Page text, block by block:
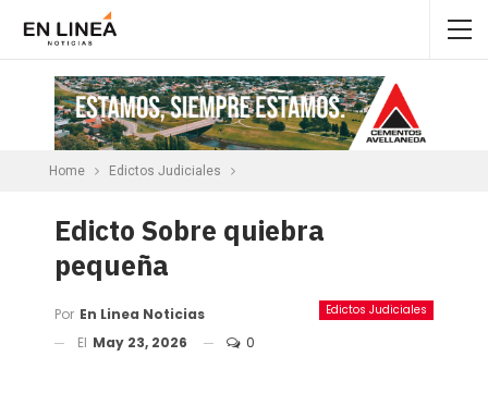
Home Edictos Judiciales
Edicto Sobre quiebra
pequeña
Edictos Judiciales
Por En Linea Noticias
El May 23, 2026 0